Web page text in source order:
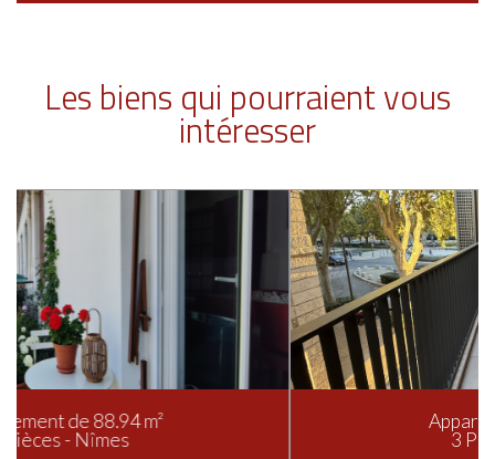
Les biens qui pourraient vous
intéresser
Appartement de 65 m²